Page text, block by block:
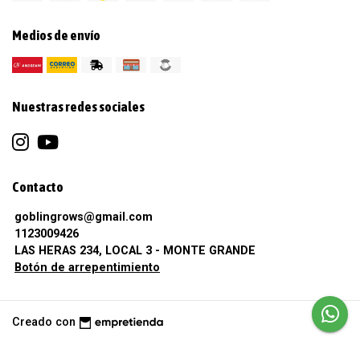
Medios de envío
Nuestras redes sociales
Contacto
goblingrows@gmail.com
1123009426
LAS HERAS 234, LOCAL 3 - MONTE GRANDE
Botón de arrepentimiento
Creado con